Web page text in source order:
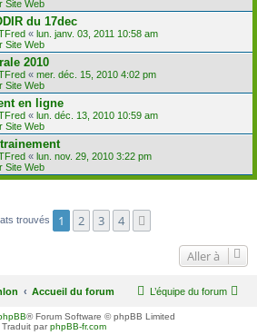
Site Web
du 17dec
« lun. janv. 03, 2011 10:58 am
Site Web
2010
« mer. déc. 15, 2010 4:02 pm
Site Web
en ligne
« lun. déc. 13, 2010 10:59 am
Site Web
« lun. nov. 29, 2010 3:22 pm
Site Web
trouvés 1 2 3 4
Aller à
Accueil du forum L’équipe du forum
® Forum Software © phpBB Limited
Traduit parphpBB-fr.com